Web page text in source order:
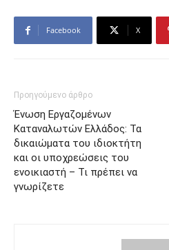
Facebook X
Προηγούμενο άρθρο
Ένωση Εργαζομένων
Καταναλωτών Ελλάδος: Τα
δικαιώματα του ιδιοκτήτη
και οι υποχρεώσεις του
ενοικιαστή – Τι πρέπει να
γνωρίζετε